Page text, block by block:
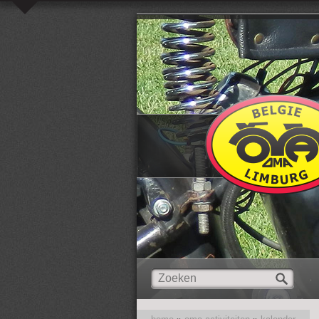
Overslaan en naar de inhoud gaan
Zoekveld
Zoeken